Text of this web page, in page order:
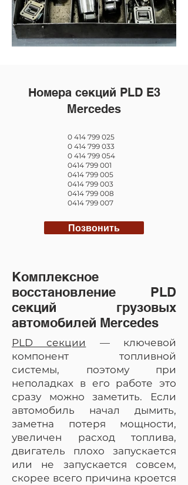
Номера секций PLD E3
Mercedes
0 414 799 025
0 414 799 033
0 414 799 054
0414 799 001
0414 799 005
0414 799 003
0414 799 008
0414 799 007
Позвонить
Комплексное
восстановление PLD
секций грузовых
автомобилей Mercedes
PLD секции
— ключевой
компонент топливной
системы, поэтому при
неполадках в его работе это
сразу можно заметить. Если
автомобиль начал дымить,
заметна потеря мощности,
увеличен расход топлива,
двигатель плохо запускается
или не запускается совсем,
скорее всего причина кроется